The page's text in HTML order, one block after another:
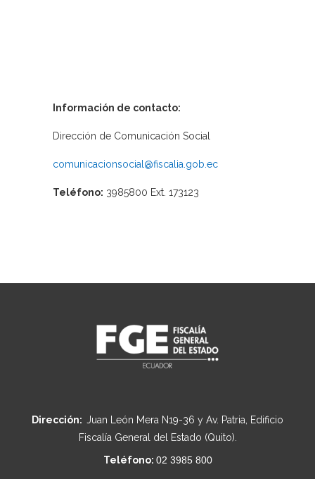
Información de contacto:
Dirección de Comunicación Social
comunicacionsocial@fiscalia.gob.ec
Teléfono: 3985800 Ext. 173123
Dirección: Juan León Mera N19-36 y Av. Patria, Edificio
Fiscalía General del Estado (Quito).
Teléfono: 02 3985 800